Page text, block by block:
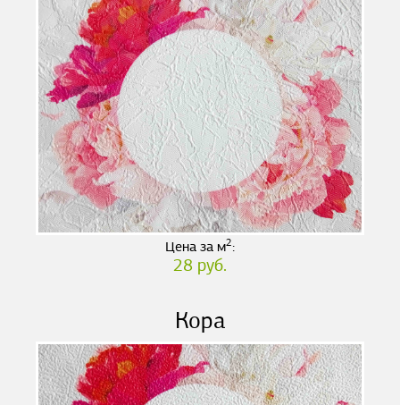
Цена за м2:
28 руб.
Кора